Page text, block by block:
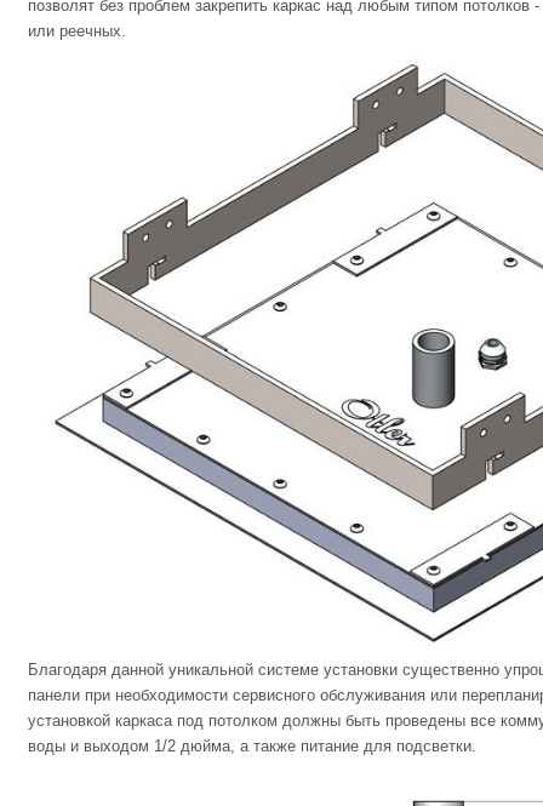
позволят без проблем закрепить каркас над любым типом потолков
или реечных.
Благодаря данной уникальной системе установки существенно
панели при необходимости сервисного обслуживания или
установкой каркаса под потолком должны быть проведены все
воды и выходом 1/2 дюйма, а также питание для подсветки.